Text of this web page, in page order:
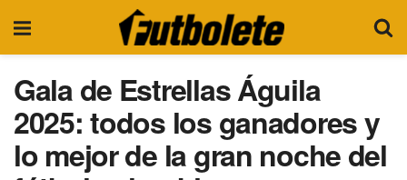
Gala de Estrellas Águila
2025: todos los ganadores y
lo mejor de la gran noche del